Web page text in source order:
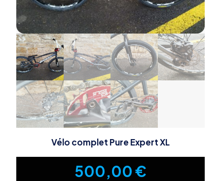
Vélo complet Pure Expert XL
500,00€